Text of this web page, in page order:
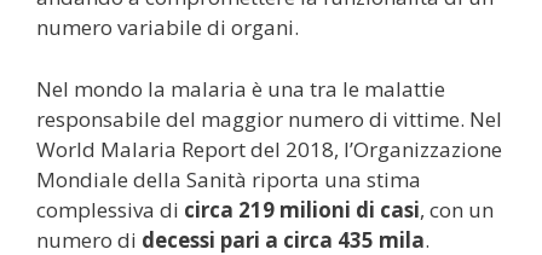
numero variabile di organi.
Nel mondo la malaria è una tra le malattie
responsabile del maggior numero di vittime. Nel
World Malaria Report del 2018, l’Organizzazione
Mondiale della Sanità riporta una stima
complessiva di circa 219 milioni di casi, con un
numero di decessi pari a circa 435 mila.